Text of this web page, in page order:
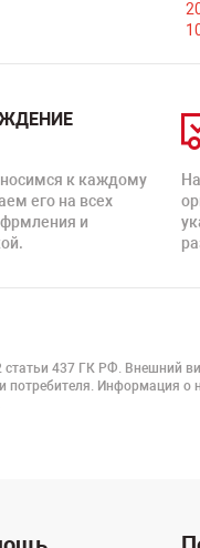
к каждому
его на всех
и
437 ГК РФ. Внешний
Информация о